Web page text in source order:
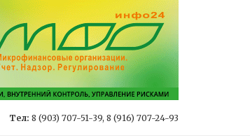
Тел: 8 (903) 707-51-39, 8 (916) 707-24-93